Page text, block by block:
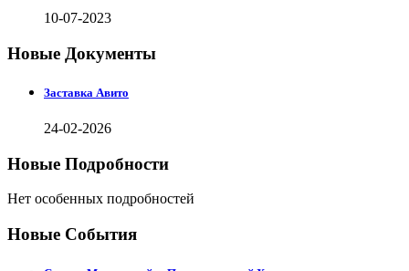
10-07-2023
Новые Документы
Заставка Авито
24-02-2026
Новые Подробности
Нет особенных подробностей
Новые События